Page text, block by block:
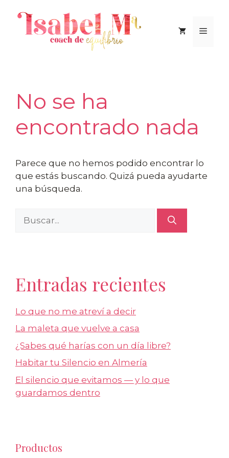
contenido
Menú
No se ha
encontrado nada
Parece que no hemos podido encontrar lo
que estás buscando. Quizá pueda ayudarte
una búsqueda.
Entradas recientes
Lo que no me atreví a decir
La maleta que vuelve a casa
¿Sabes qué harías con un día libre?
Habitar tu Silencio en Almería
El silencio que evitamos — y lo que
guardamos dentro
Productos